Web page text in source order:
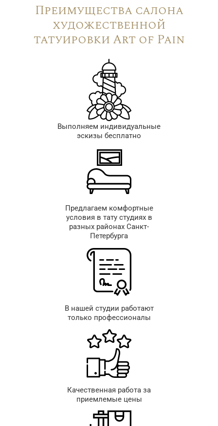
Преимущества салона
художественной
татуировки Art of Pain
Выполняем индивидуальные
эскизы бесплатно
Предлагаем комфортные
условия в тату студиях в
разных районах Санкт-
Петербурга
В нашей студии работают
только профессионалы
Качественная работа за
приемлемые цены